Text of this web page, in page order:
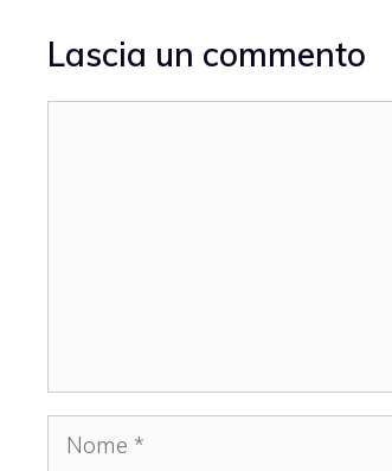
Lascia un commento
Nome